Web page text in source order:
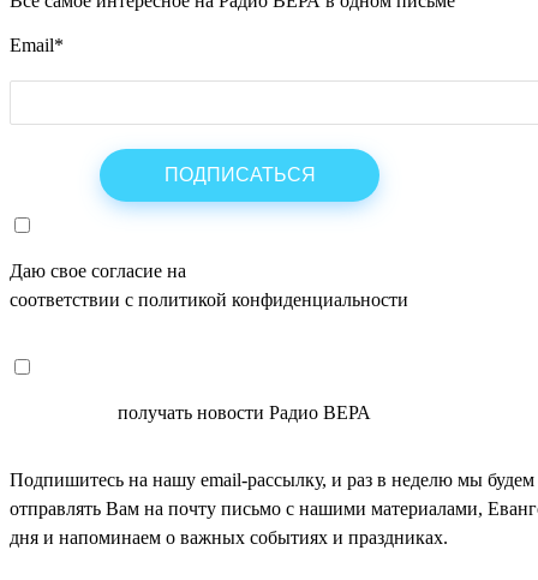
Email*
Даю свое согласие на
соответствии с политикой конфиденциальности
получать новости Радио ВЕРА
Подпишитесь на нашу email-рассылку, и раз в неделю мы будем
отправлять Вам на почту письмо с нашими материалами,
дня и напоминаем о важных событиях и праздниках.